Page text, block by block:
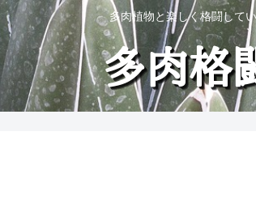
多肉植物と楽しく格闘して